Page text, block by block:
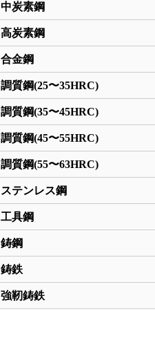
中炭素鋼
高炭素鋼
合金鋼
調質鋼(25〜35HRC)
調質鋼(35〜45HRC)
調質鋼(45〜55HRC)
調質鋼(55〜63HRC)
ステンレス鋼
工具鋼
鋳鋼
鋳鉄
強靭鋳鉄